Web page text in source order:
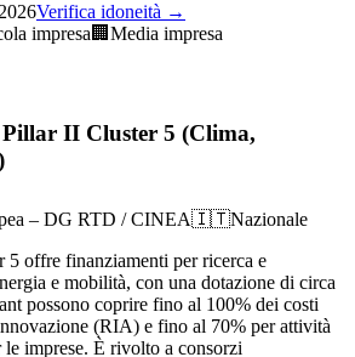
Verifica idoneità →
impresa 🏢 Media impresa
II Cluster 5 (Clima,
– DG RTD / CINEA🇮🇹Nazionale
5 offre finanziamenti per ricerca e
e mobilità, con una dotazione di circa
possono coprire fino al 100% dei costi
(RIA) e fino al 70% per attività
imprese. È rivolto a consorzi